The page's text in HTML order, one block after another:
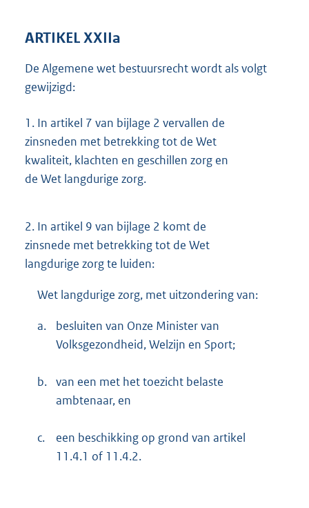
ARTIKEL XXIIa
De Algemene wet bestuursrecht wordt als volgt
gewijzigd:
1. In artikel 7 van bijlage 2 vervallen de
zinsneden met betrekking tot de Wet
kwaliteit, klachten en geschillen zorg en
de Wet langdurige zorg.
2. In artikel 9 van bijlage 2 komt de
zinsnede met betrekking tot de Wet
langdurige zorg te luiden:
Wet langdurige zorg, met uitzondering van:
a.
besluiten van Onze Minister van
Volksgezondheid, Welzijn en Sport;
b. van een met het toezicht belaste
ambtenaar, en
c.
een beschikking op grond van artikel
11.4.1 of 11.4.2.